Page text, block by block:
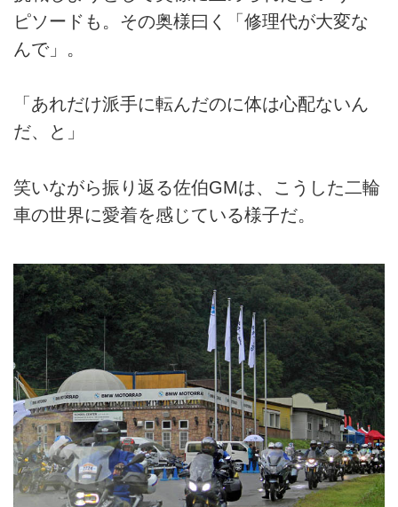
ピソードも。その奥様曰く「修理代が大変な
んで」。
「あれだけ派手に転んだのに体は心配ないん
だ、と」
笑いながら振り返る佐伯GMは、こうした二輪
車の世界に愛着を感じている様子だ。